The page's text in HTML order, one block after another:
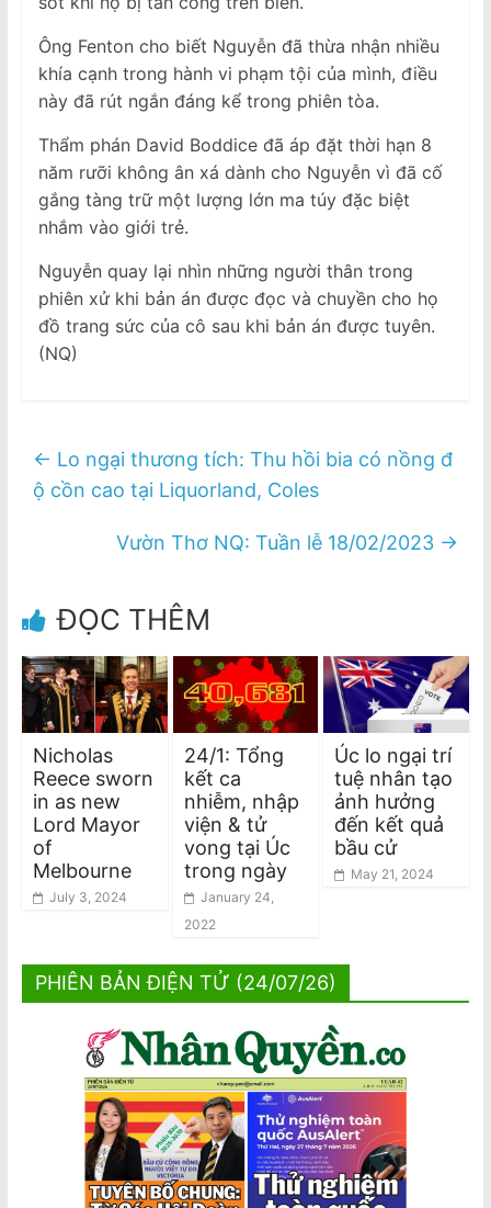
Ông Fenton cho biết Nguyễn đã thừa nhận nhiều
khía cạnh trong hành vi phạm tội của mình, điều
này đã rút ngắn đáng kể trong phiên tòa.
Thẩm phán David Boddice đã áp đặt thời hạn 8
năm rưỡi không ân xá dành cho Nguyễn vì đã cố
gắng tàng trữ một lượng lớn ma túy đặc biệt
nhắm vào giới trẻ.
Nguyễn quay lại nhìn những người thân trong
phiên xử khi bản án được đọc và chuyền cho họ
đồ trang sức của cô sau khi bản án được tuyên.
(NQ)
← Lo ngại thương tích: Thu hồi bia có nồng đ
ộ cồn cao tại Liquorland, Coles
Vườn Thơ NQ: Tuần lễ 18/02/2023 →
ĐỌC THÊM
Nicholas
Reece sworn
in as new
Lord Mayor
of
Melbourne
July 3, 2024
24/1: Tổng
kết ca
nhiễm, nhập
viện & tử
vong tại Úc
trong ngày
January 24,
2022
Úc lo ngại trí
tuệ nhân tạo
ảnh hưởng
đến kết quả
bầu cử
May 21, 2024
PHIÊN BẢN ĐIỆN TỬ (24/07/26)